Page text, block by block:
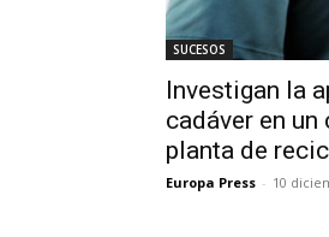
SUCESOS
Investigan la
cadáver en
planta de
Europa Press - 10